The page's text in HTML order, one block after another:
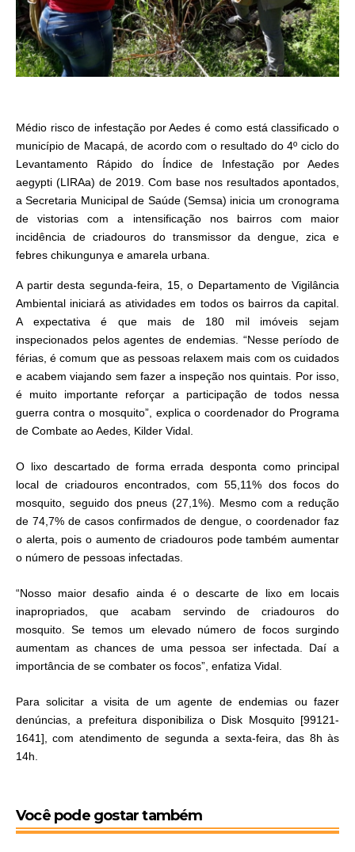
Médio risco de infestação por Aedes é como está classificado o
município de Macapá, de acordo com o resultado do 4º ciclo do
Levantamento Rápido do Índice de Infestação por Aedes
aegypti (LIRAa) de 2019. Com base nos resultados apontados,
a Secretaria Municipal de Saúde (Semsa) inicia um cronograma
de vistorias com a intensificação nos bairros com maior
incidência de criadouros do transmissor da dengue, zica e
febres chikungunya e amarela urbana.
A partir desta segunda-feira, 15, o Departamento de Vigilância
Ambiental iniciará as atividades em todos os bairros da capital.
A expectativa é que mais de 180 mil imóveis sejam
inspecionados pelos agentes de endemias. “Nesse período de
férias, é comum que as pessoas relaxem mais com os cuidados
e acabem viajando sem fazer a inspeção nos quintais. Por isso,
é muito importante reforçar a participação de todos nessa
guerra contra o mosquito”, explica o coordenador do Programa
de Combate ao Aedes, Kilder Vidal.
O lixo descartado de forma errada desponta como principal
local de criadouros encontrados, com 55,11% dos focos do
mosquito, seguido dos pneus (27,1%). Mesmo com a redução
de 74,7% de casos confirmados de dengue, o coordenador faz
o alerta, pois o aumento de criadouros pode também aumentar
o número de pessoas infectadas.
“Nosso maior desafio ainda é o descarte de lixo em locais
inapropriados, que acabam servindo de criadouros do
mosquito. Se temos um elevado número de focos surgindo
aumentam as chances de uma pessoa ser infectada. Daí a
importância de se combater os focos”, enfatiza Vidal.
Para solicitar a visita de um agente de endemias ou fazer
denúncias, a prefeitura disponibiliza o Disk Mosquito [99121-
1641], com atendimento de segunda a sexta-feira, das 8h às
14h.
Você pode gostar também